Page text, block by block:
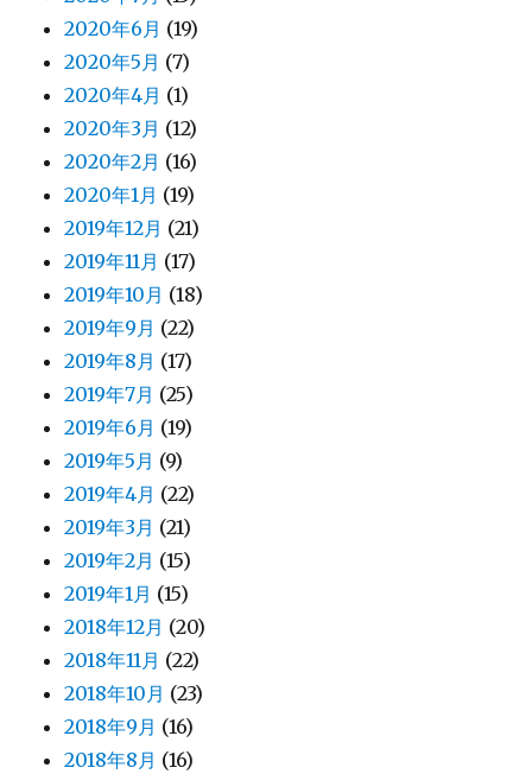
2020年6月 (19)
2020年5月 (7)
2020年4月 (1)
2020年3月 (12)
2020年2月 (16)
2020年1月 (19)
2019年12月 (21)
2019年11月 (17)
2019年10月 (18)
2019年9月 (22)
2019年8月 (17)
2019年7月 (25)
2019年6月 (19)
2019年5月 (9)
2019年4月 (22)
2019年3月 (21)
2019年2月 (15)
2019年1月 (15)
2018年12月 (20)
2018年11月 (22)
2018年10月 (23)
2018年9月 (16)
2018年8月 (16)